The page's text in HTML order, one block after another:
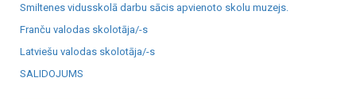
Smiltenes vidusskolā darbu sācis apvienoto skolu muzejs.
Franču valodas skolotāja/-s
Latviešu valodas skolotāja/-s
SALIDOJUMS